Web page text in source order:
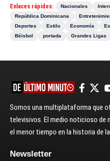
Enlaces rápidos: Nacionales
República Dominicana
Deportes
Estilo Economía
Béisbol
portada Grandes Ligas
Somos una multiplataforma que
televisivos. El medio noticioso de
el menor tiempo en la historia de
Newsletter